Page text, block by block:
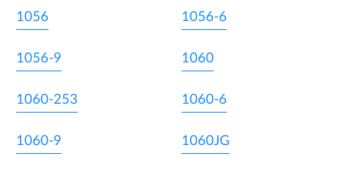
1056 1056-6
1056-9 1060
1060-253 1060-6
1060-9 1060JG